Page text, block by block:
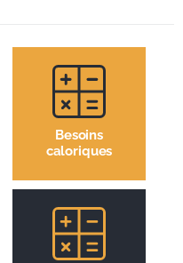
Besoins
caloriques